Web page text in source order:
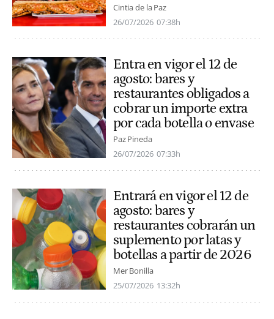
Cintia de la Paz
26/07/2026 07:38h
Entra en vigor el 12 de
agosto: bares y
restaurantes obligados a
cobrar un importe extra
por cada botella o envase
Paz Pineda
26/07/2026 07:33h
Entrará en vigor el 12 de
agosto: bares y
restaurantes cobrarán un
suplemento por latas y
botellas a partir de 2026
Mer Bonilla
25/07/2026 13:32h